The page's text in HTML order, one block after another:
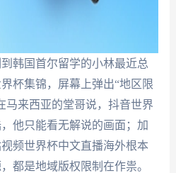
韩国首尔留学的小林最近总
杯集锦，屏幕上弹出“地区限
马来西亚的堂哥说，抖音世界
他只能看无解说的画面；加
频世界杯中文直播海外根本
都是地域版权限制在作祟。